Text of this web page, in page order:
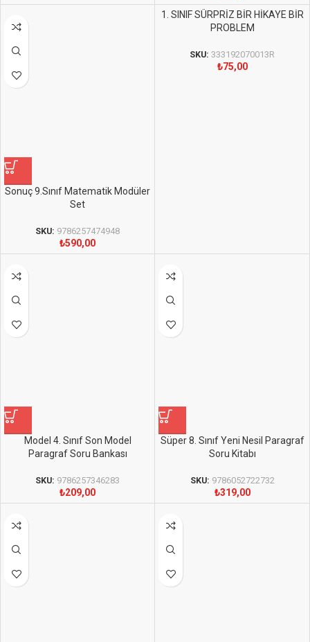
Sonuç 9.Sınıf Matematik Modüler
Set
SKU: 9786257474948
₺590,00
1. SINIF SÜRPRİZ BİR HİKAYE BİR
PROBLEM
SKU:333192070013R
₺75,00
Model 4. Sınıf Son Model
Paragraf Soru Bankası
SKU: 9786257346283
₺209,00
Süper 8. Sınıf Yeni Nesil Paragraf
Soru Kitabı
SKU: 9786052722732
₺319,00